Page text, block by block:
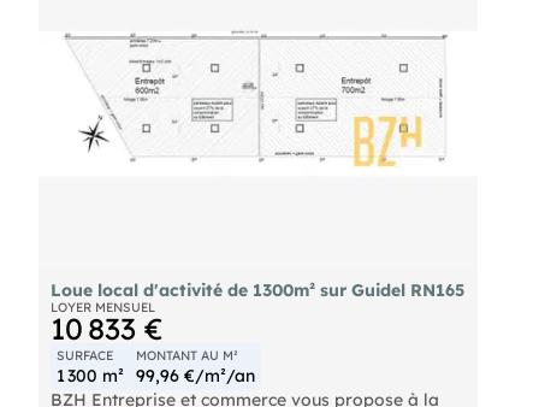
Loue local d'activité de 1300m² sur Guidel RN165
LOYER MENSUEL
10 833 €
SURFACE
1 300 m²
MONTANT AU M²
99,96 €/m²/an
BZH Entreprise et commerce vous propose à la